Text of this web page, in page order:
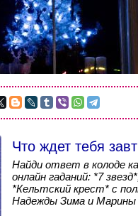
Что ждет тебя
Найди ответ в колоде
онлайн гаданий: *7
*Кельтский крест* с
Надежды Зима и Марины